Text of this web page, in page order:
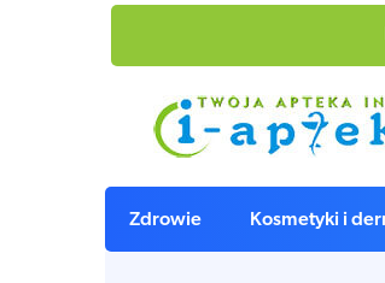
Zdrowie Kosmetyki i